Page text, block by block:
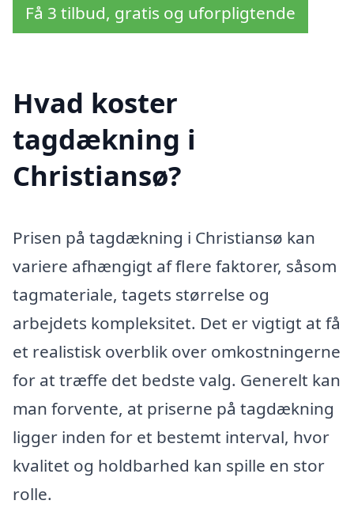
Få 3 tilbud, gratis og uforpligtende
Hvad koster
tagdækning i
Christiansø?
Prisen på tagdækning i Christiansø kan
variere afhængigt af flere faktorer, såsom
tagmateriale, tagets størrelse og
arbejdets kompleksitet. Det er vigtigt at få
et realistisk overblik over omkostningerne
for at træffe det bedste valg. Generelt kan
man forvente, at priserne på tagdækning
ligger inden for et bestemt interval, hvor
kvalitet og holdbarhed kan spille en stor
rolle.